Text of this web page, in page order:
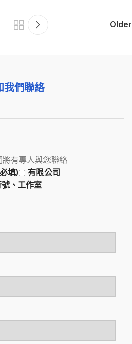
Older
我們聯絡
有專人與您聯絡
填)
有限公司
、工作室